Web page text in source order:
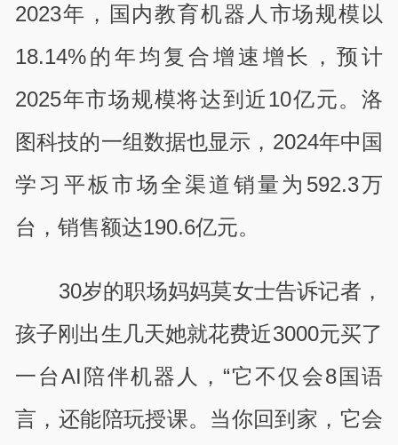
2023年，国内教育机器人市场规模以
18.14%的年均复合增速增长，预计
2025年市场规模将达到近10亿元。洛
图科技的一组数据也显示，2024年中国
学习平板市场全渠道销量为592.3万
台，销售额达190.6亿元。
30岁的职场妈妈莫女士告诉记者，
孩子刚出生几天她就花费近3000元买了
一台AI陪伴机器人，“它不仅会8国语
言，还能陪玩授课。当你回到家，它会